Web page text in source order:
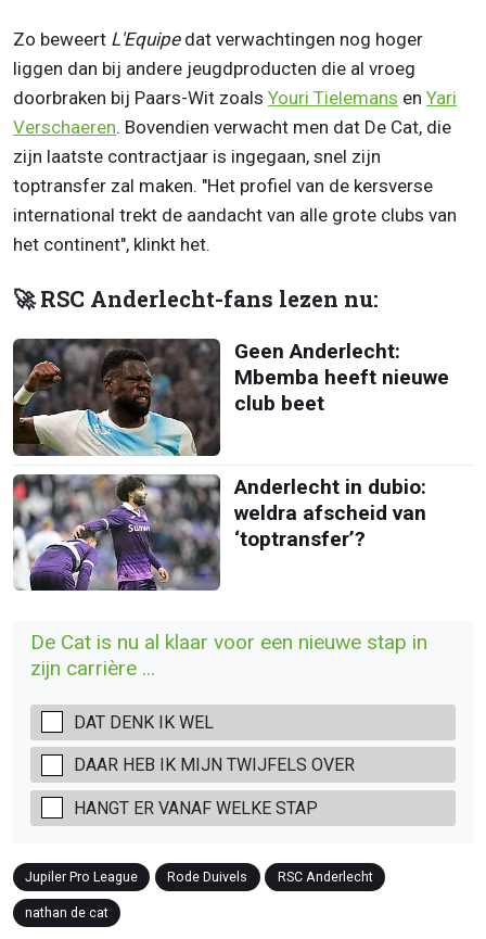
Zo beweert L'Equipedat verwachtingen nog hoger
liggen dan bij andere jeugdproducten die al vroeg
doorbraken bij Paars-Wit zoals Youri Tielemans en Yari
Verschaeren. Bovendien verwacht men dat De Cat, die
zijn laatste contractjaar is ingegaan, snel zijn
toptransfer zal maken. "Het profiel van de kersverse
international trekt de aandacht van alle grote clubs van
het continent", klinkt het.
🚀 RSC Anderlecht-fans lezen nu:
Geen Anderlecht:
Mbemba heeft nieuwe
club beet
Anderlecht in dubio:
weldra afscheid van
‘toptransfer’?
De Cat is nu al klaar voor een nieuwe stap in
zijn carrière ...
DAT DENK IK WEL
DAAR HEB IK MIJN TWIJFELS OVER
HANGT ER VANAF WELKE STAP
Jupiler Pro League Rode Duivels RSC Anderlecht
nathan de cat